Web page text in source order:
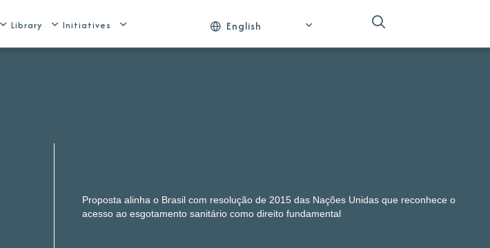
Library Initiatives English
Proposta alinha o Brasil com resolução de 2015 das Nações Unidas que reconhece o
acesso ao esgotamento sanitário como direito fundamental